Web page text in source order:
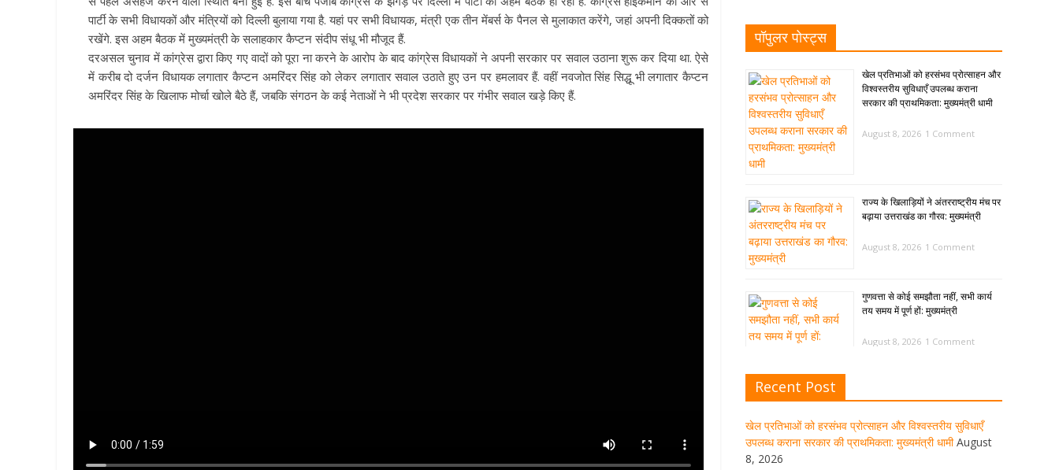
पार्टी के सभी विधायकों और मंत्रियों को दिल्ली बुलाया गया है. यहां पर सभी विधायक, मंत्री एक तीन मेंबर्स के पैनल से मुलाकात करेंगे, जहां अपनी दिक्कतों को
रखेंगे. इस अहम बैठक में मुख्यमंत्री के सलाहकार कैप्टन संदीप संधू भी मौजूद हैं.
दरअसल चुनाव में कांग्रेस द्वारा किए गए वादों को पूरा ना करने के आरोप के बाद कांग्रेस विधायकों ने अपनी सरकार पर सवाल उठाना शुरू कर दिया था. ऐसे
में करीब दो दर्जन विधायक लगातार कैप्टन अमरिंदर सिंह को लेकर लगातार सवाल उठाते हुए उन पर हमलावर हैं. वहीं नवजोत सिंह सिद्धू भी लगातार कैप्टन
अमरिंदर सिंह के खिलाफ मोर्चा खोले बैठे हैं, जबकि संगठन के कई नेताओं ने भी प्रदेश सरकार पर गंभीर सवाल खड़े किए हैं.
पॉपुलर पोस्ट्स
खेल प्रतिभाओं को हरसंभव प्रोत्साहन और
विश्वस्तरीय सुविधाएँ उपलब्ध कराना
सरकार की प्राथमिकता: मुख्यमंत्री धामी
August 8, 2026 1 Comment
राज्य के खिलाड़ियों ने अंतरराष्ट्रीय मंच पर
बढ़ाया उत्तराखंड का गौरव: मुख्यमंत्री
August 8, 2026 1 Comment
गुणवत्ता से कोई समझौता नहीं, सभी कार्य
तय समय में पूर्ण हों: मुख्यमंत्री
August 8, 2026 1 Comment
प्लान के अनुरूप आधुनिक खेल अवसंरचना
विकसित करने के निर्देश
August 8, 2026 1 Comment
Recent Post
खेल प्रतिभाओं को हरसंभव प्रोत्साहन और विश्वस्तरीय सुविधाएँ
उपलब्ध कराना सरकार की प्राथमिकता: मुख्यमंत्री धामी August
8, 2026